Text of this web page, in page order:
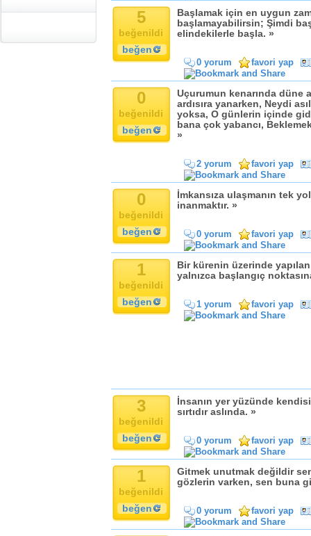
Din
Zaman
5
beğenildi
beğen
Başlamak için en uygun
başlamayabilirsin; Şimdi
elindekilerle başla. »
0 yorum favori yap
0
beğenildi
beğen
Uçurumun kenarında düne
ardısıra yanarken, Neydi
yoksa, O günlerin içinde
bana çok yabancı,
»
2 yorum favori yap
0
beğenildi
beğen
İmkansıza ulaşmanın tek
inanmaktır. »
0 yorum favori yap
1
beğenildi
beğen
Bir kürenin üzerinde
yalnızca başlangıç
1 yorum favori yap
3
beğenildi
beğen
İnsanın yer yüzünde
sırtıdır aslında. »
0 yorum favori yap
1
beğenildi
beğen
Gitmek unutmak değildir
gözlerin varken, sen buna
0 yorum favori yap